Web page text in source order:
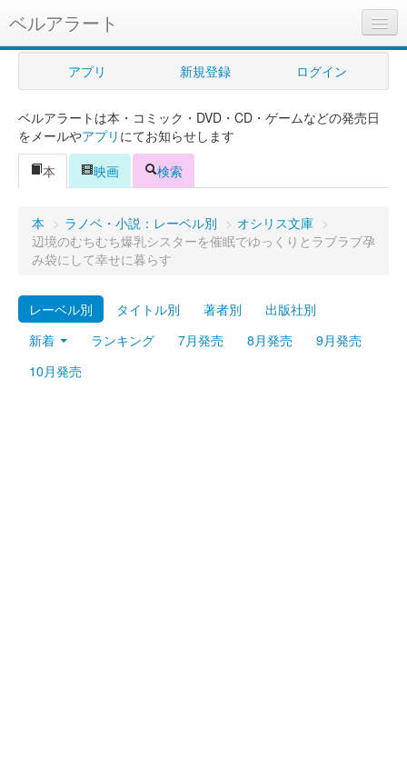
ベルアラート
ベルアラートとは
ヘルプ
新規登録
ログイン
購入管理
プレミアム
アプリ 新規登録 ログイン
ベルアラートは本・コミック・DVD・CD・ゲームなどの発売日
をメールやアプリ にてお知らせします
本
映画 検索
本 > ラノベ・小説：レーベル別 > オシリス文庫 >
辺境のむちむち爆乳シスターを催眠でゆっくりとラブラブ孕
み袋にして幸せに暮らす
レーベル別 タイトル別 著者別
出版社別
新着
ランキング 7月発売 8月発売
9月発売
10月発売